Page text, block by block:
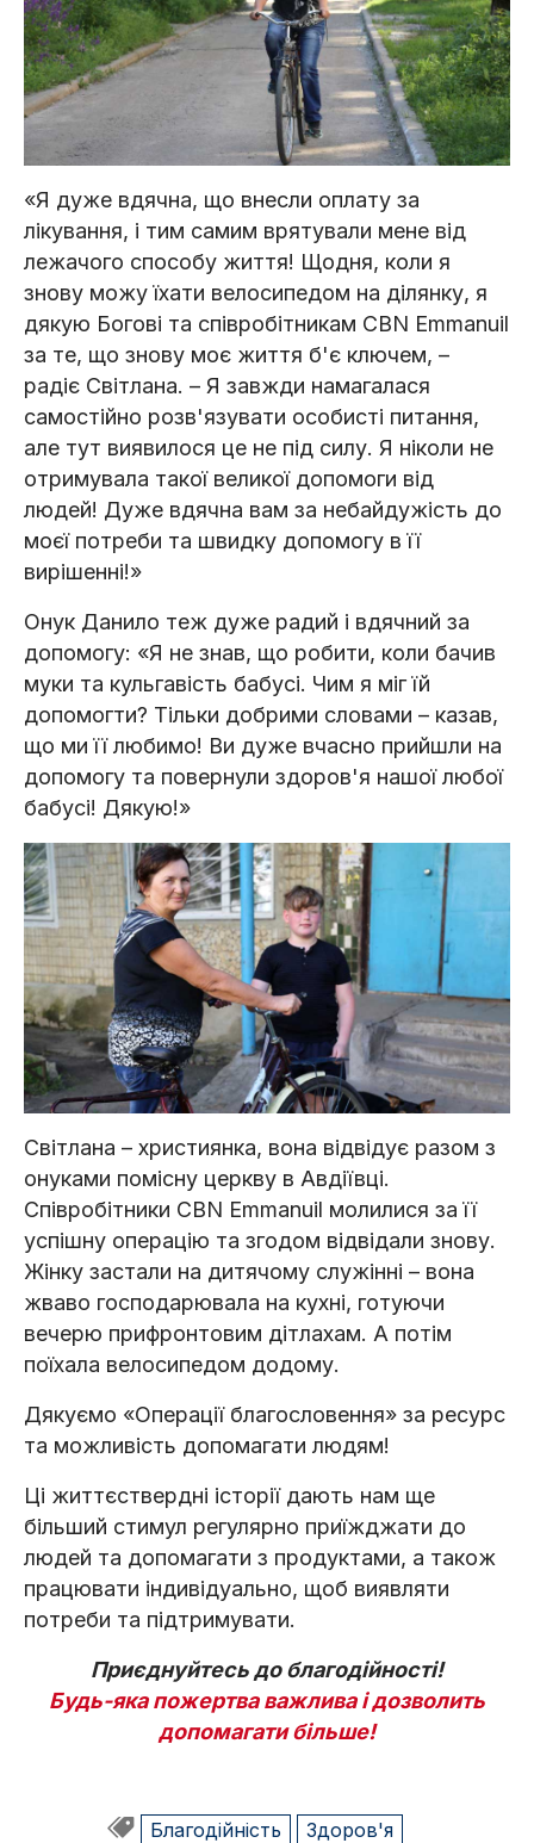
«Я дуже вдячна, що внесли оплату за
лікування, і тим самим врятували мене від
лежачого способу життя! Щодня, коли я
знову можу їхати велосипедом на ділянку, я
дякую Богові та співробітникам CBN Emmanuil
за те, що знову моє життя б'є ключем, –
радіє Світлана. – Я завжди намагалася
самостійно розв'язувати особисті питання,
але тут виявилося це не під силу. Я ніколи не
отримувала такої великої допомоги від
людей! Дуже вдячна вам за небайдужість до
моєї потреби та швидку допомогу в її
вирішенні!»
Онук Данило теж дуже радий і вдячний за
допомогу: «Я не знав, що робити, коли бачив
муки та кульгавість бабусі. Чим я міг їй
допомогти? Тільки добрими словами – казав,
що ми її любимо! Ви дуже вчасно прийшли на
допомогу та повернули здоров'я нашої любої
бабусі! Дякую!»
Світлана – християнка, вона відвідує разом з
онуками помісну церкву в Авдіївці.
Співробітники CBN Emmanuil молилися за її
успішну операцію та згодом відвідали знову.
Жінку застали на дитячому служінні – вона
жваво господарювала на кухні, готуючи
вечерю прифронтовим дітлахам. А потім
поїхала велосипедом додому.
Дякуємо «Операції благословення» за ресурс
та можливість допомагати людям!
Ці життєствердні історії дають нам ще
більший стимул регулярно приїжджати до
людей та допомагати з продуктами, а також
працювати індивідуально, щоб виявляти
потреби та підтримувати.
Приєднуйтесь до благодійності!
Будь-яка пожертва важлива і дозволить
допомагати більше!
Благодійність Здоров'я